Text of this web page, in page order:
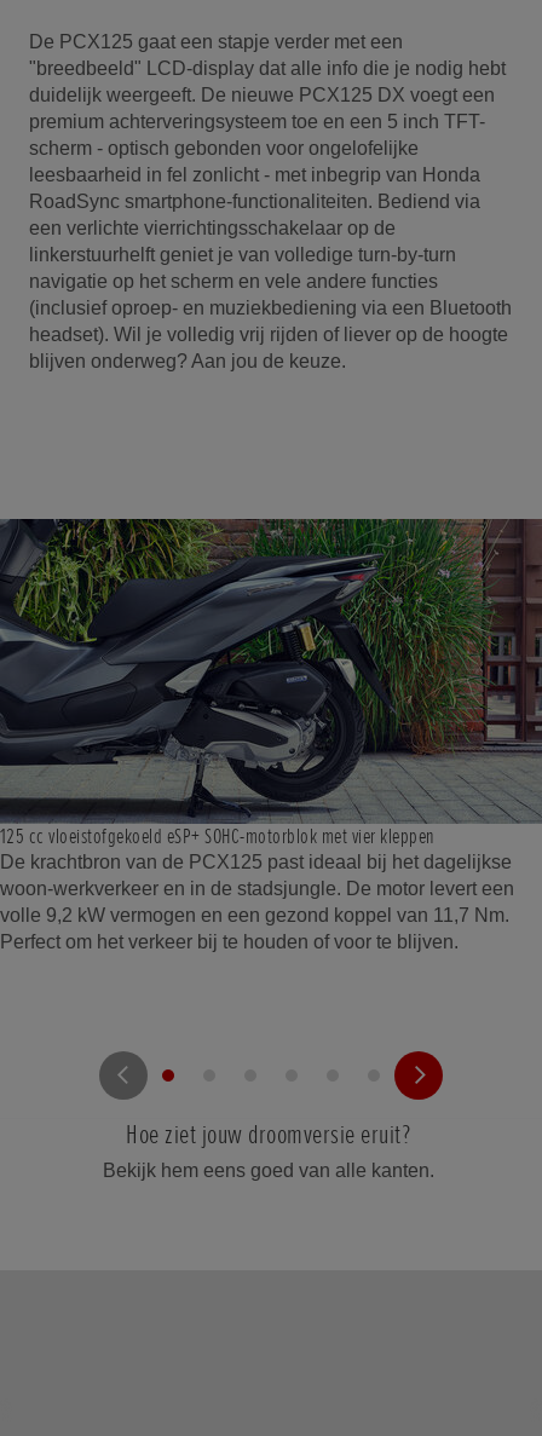
De PCX125 gaat een stapje verder met een
"breedbeeld" LCD-display dat alle info die je nodig hebt
duidelijk weergeeft. De nieuwe PCX125 DX voegt een
premium achterveringsysteem toe en een 5 inch TFT-
scherm - optisch gebonden voor ongelofelijke
leesbaarheid in fel zonlicht - met inbegrip van Honda
RoadSync smartphone-functionaliteiten. Bediend via
een verlichte vierrichtingsschakelaar op de
linkerstuurhelft geniet je van volledige turn-by-turn
navigatie op het scherm en vele andere functies
(inclusief oproep- en muziekbediening via een Bluetooth
headset). Wil je volledig vrij rijden of liever op de hoogte
blijven onderweg? Aan jou de keuze.
125 cc vloeistofgekoeld eSP+ SOHC-motorblok met vier kleppen
De krachtbron van de PCX125 past ideaal bij het dagelijkse
woon-werkverkeer en in de stadsjungle. De motor levert een
volle 9,2 kW vermogen en een gezond koppel van 11,7 Nm.
Perfect om het verkeer bij te houden of voor te blijven.
Hoe ziet jouw droomversie eruit?
Bekijk hem eens goed van alle kanten.